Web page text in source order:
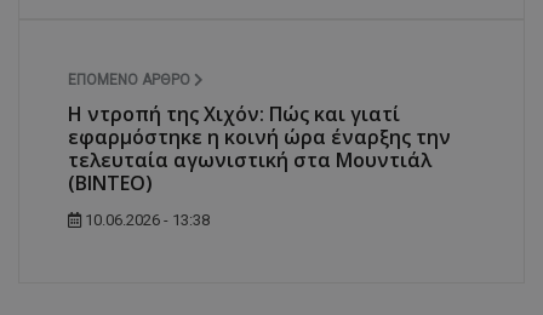
ΕΠΌΜΕΝΟ ΆΡΘΡΟ
Η ντροπή της Χιχόν: Πώς και γιατί
εφαρμόστηκε η κοινή ώρα έναρξης την
τελευταία αγωνιστική στα Μουντιάλ
(ΒΙΝΤΕΟ)
10.06.2026 - 13:38